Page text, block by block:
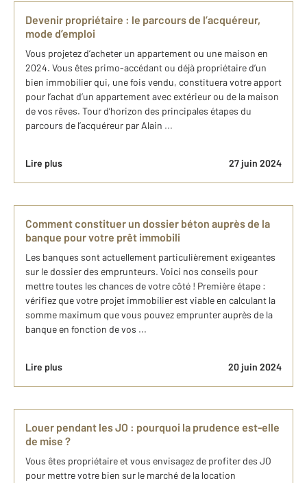
Devenir propriétaire : le parcours de l’acquéreur,
mode d’emploi
Vous projetez d’acheter un appartement ou une maison en
2024. Vous êtes primo-accédant ou déjà propriétaire d’un
bien immobilier qui, une fois vendu, constituera votre apport
pour l’achat d’un appartement avec extérieur ou de la maison
de vos rêves. Tour d’horizon des principales étapes du
parcours de l’acquéreur par Alain ...
Lire plus 27 juin 2024
Comment constituer un dossier béton auprès de la
banque pour votre prêt immobili
Les banques sont actuellement particulièrement exigeantes
sur le dossier des emprunteurs. Voici nos conseils pour
mettre toutes les chances de votre côté ! Première étape :
vérifiez que votre projet immobilier est viable en calculant la
somme maximum que vous pouvez emprunter auprès de la
banque en fonction de vos ...
Lire plus 20 juin 2024
Louer pendant les JO : pourquoi la prudence est-elle
de mise ?
Vous êtes propriétaire et vous envisagez de profiter des JO
pour mettre votre bien sur le marché de la location